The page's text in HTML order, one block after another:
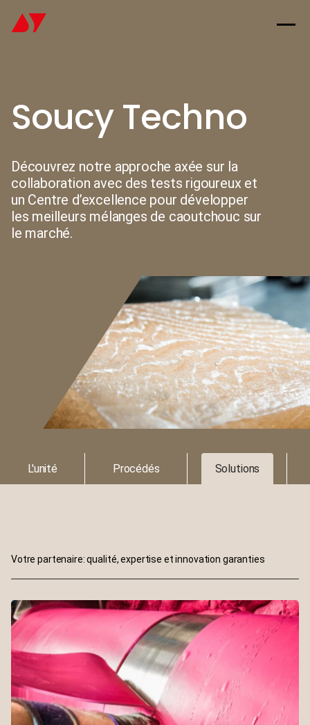
Soucy Techno
Découvrez notre approche axée sur la
collaboration avec des tests rigoureux et
un Centre d’excellence pour développer
les meilleurs mélanges de caoutchouc sur
le marché.
L'unité Procédés Solutions
Votre partenaire: qualité, expertise et innovation garanties